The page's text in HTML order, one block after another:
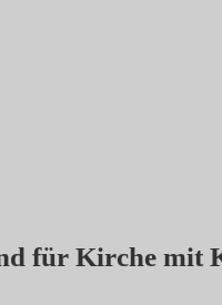
für Kirche